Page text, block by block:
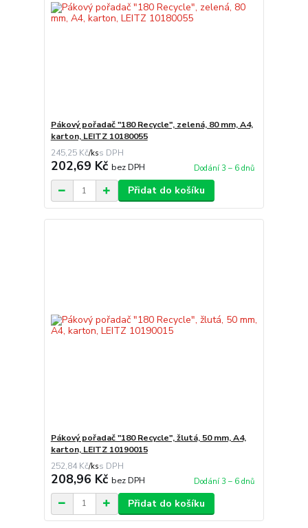
Pákový pořadač "180 Recycle", zelená, 80 mm, A4,
karton, LEITZ 10180055
245,25 Kč/ks
202,69 Kč bez DPH Dodání 3 – 6 dnů
Přidat do košíku
Pákový pořadač "180 Recycle", žlutá, 50 mm, A4,
karton, LEITZ 10190015
252,84 Kč/ks
208,96 Kč bez DPH Dodání 3 – 6 dnů
Přidat do košíku